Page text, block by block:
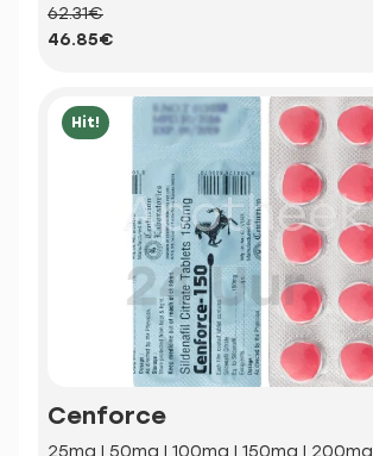
62.31€
46.85€
Hit!
Cenforce
25mg | 50mg | 100mg | 150mg | 200mg